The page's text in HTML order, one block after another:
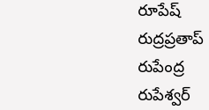
రూపేష్
రుద్రప్రతాప్
రుపేంద్ర
రుపేశ్వర్